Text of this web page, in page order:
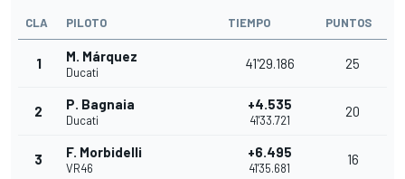
CLA PILOTO TIEMPO PUNTOS
1 M. Márquez
Ducati
41'29.186 25
2 P. Bagnaia
Ducati
+4.535
41'33.721
20
3 F. Morbidelli
VR46
+6.495
41'35.681
16